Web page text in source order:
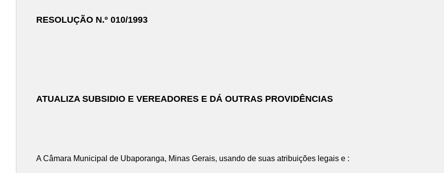
RESOLUÇÃO N.º 010/1993
ATUALIZA SUBSIDIO E VEREADORES E DÁ OUTRAS PROVIDÊNCIAS
A Câmara Municipal de Ubaporanga, Minas Gerais, usando de suas atribuições legais e :